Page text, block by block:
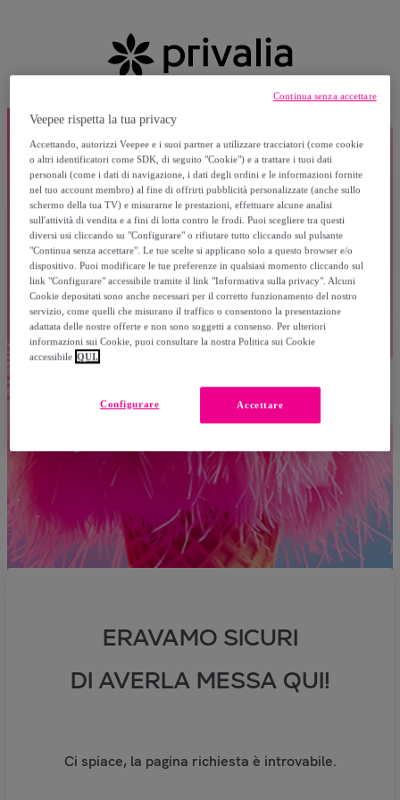
ERAVAMO SICURI
DI AVERLA MESSA QUI!
Ci spiace, la pagina richiesta è introvabile.
Veepee rispetta la tua privacy
Accettando, autorizzi Veepee e i suoi partner a utilizzare tracciatori (come cookie
o altri identificatori come SDK, di seguito "Cookie") e a trattare i tuoi dati
personali (come i dati di navigazione, i dati degli ordini e le informazioni fornite
nel tuo account membro) al fine di offrirti pubblicità personalizzate (anche sullo
schermo della tua TV) e misurarne le prestazioni, effettuare alcune analisi
sull'attività di vendita e a fini di lotta contro le frodi. Puoi scegliere tra questi
diversi usi cliccando su "Configurare" o rifiutare tutto cliccando sul pulsante
"Continua senza accettare". Le tue scelte si applicano solo a questo browser e/o
dispositivo. Puoi modificare le tue preferenze in qualsiasi momento cliccando sul
link "Configurare" accessibile tramite il link "Informativa sulla privacy". Alcuni
Cookie depositati sono anche necessari per il corretto funzionamento del nostro
servizio, come quelli che misurano il traffico o consentono la presentazione
adattata delle nostre offerte e non sono soggetti a consenso. Per ulteriori
informazioni sui Cookie, puoi consultare la nostra Politica sui Cookie
accessibile QUI.
Accettare
Configurare
Continua senza accettare